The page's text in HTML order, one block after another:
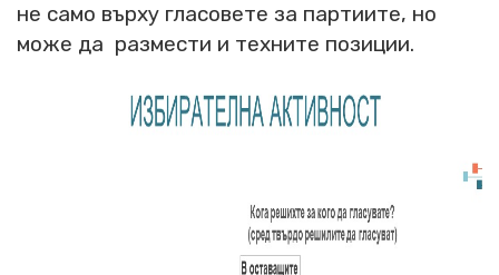
не само върху гласовете за партиите, но
може да размести и техните позиции.